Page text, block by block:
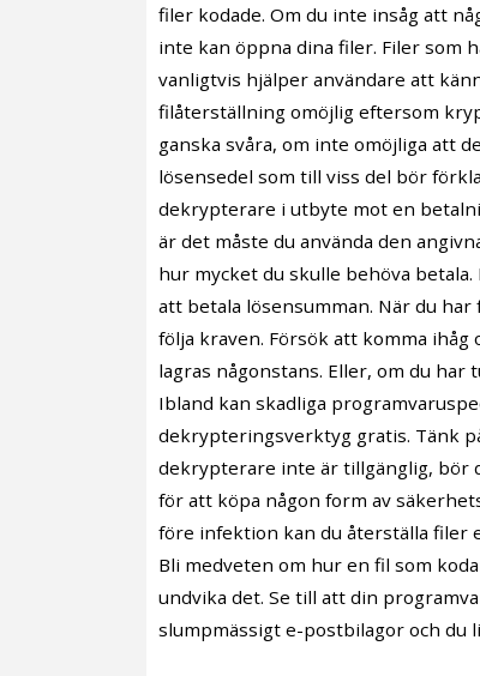
filer kodade. Om du inte insåg att
inte kan öppna dina filer. Filer som
vanligtvis hjälper användare att
filåterställning omöjlig eftersom
ganska svåra, om inte omöjliga att
lösensedel som till viss del bör
dekrypterare i utbyte mot en
är det måste du använda den
hur mycket du skulle behöva
att betala lösensumman. När du
följa kraven. Försök att komma
lagras någonstans. Eller, om du
Ibland kan skadliga
dekrypteringsverktyg gratis. Tänk
dekrypterare inte är tillgänglig, bör
för att köpa någon form av
före infektion kan du återställa filer
Bli medveten om hur en fil som
undvika det. Se till att din
slumpmässigt e-postbilagor och du